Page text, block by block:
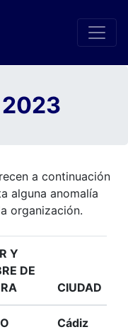
a continuación
alguna anomalía
organización.
Y
DE
CIUDAD
Cádiz